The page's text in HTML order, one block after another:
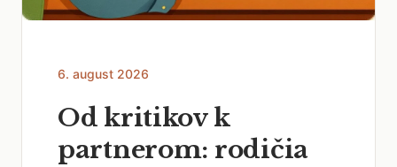
6. august 2026
Od kritikov k
partnerom: rodičia